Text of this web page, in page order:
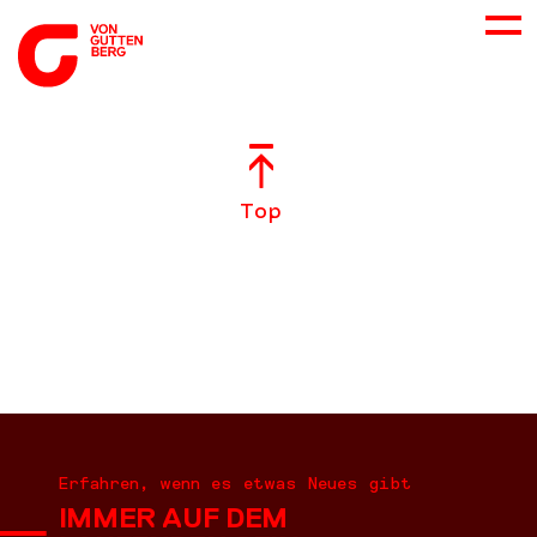
Top
Erfahren, wenn es etwas Neues gibt
IMMER AUF DEM